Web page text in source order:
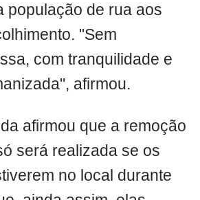
população de rua aos
"Sem
com tranquilidade e
afirmou.
afirmou que a remoção
será realizada se os
no local durante